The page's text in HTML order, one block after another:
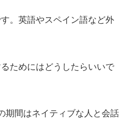
。英語やスペイン語など外
ためにはどうしたらいいで
期間はネイティブな人と会話